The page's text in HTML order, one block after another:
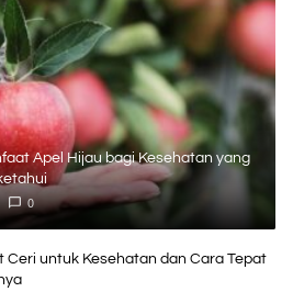
Apel Hijau bagi Kesehatan yang
0
Ceri untuk Kesehatan dan Cara Tepat